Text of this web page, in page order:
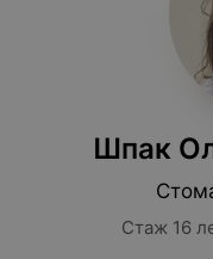
Шпак
Стаж 16